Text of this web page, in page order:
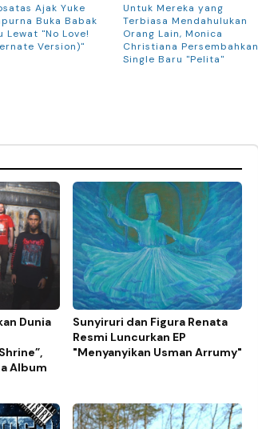
Ajak Yuke
Buka Babak
Lewat "No Love!
Version)"
Untuk Mereka yang
Terbiasa Mendahulukan
Orang Lain, Monica
Christiana Persembahkan
Single Baru "Pelita"
Dunia
Album
Sunyiruri dan Figura Renata
Resmi Luncurkan EP
"Menyanyikan Usman Arrumy"